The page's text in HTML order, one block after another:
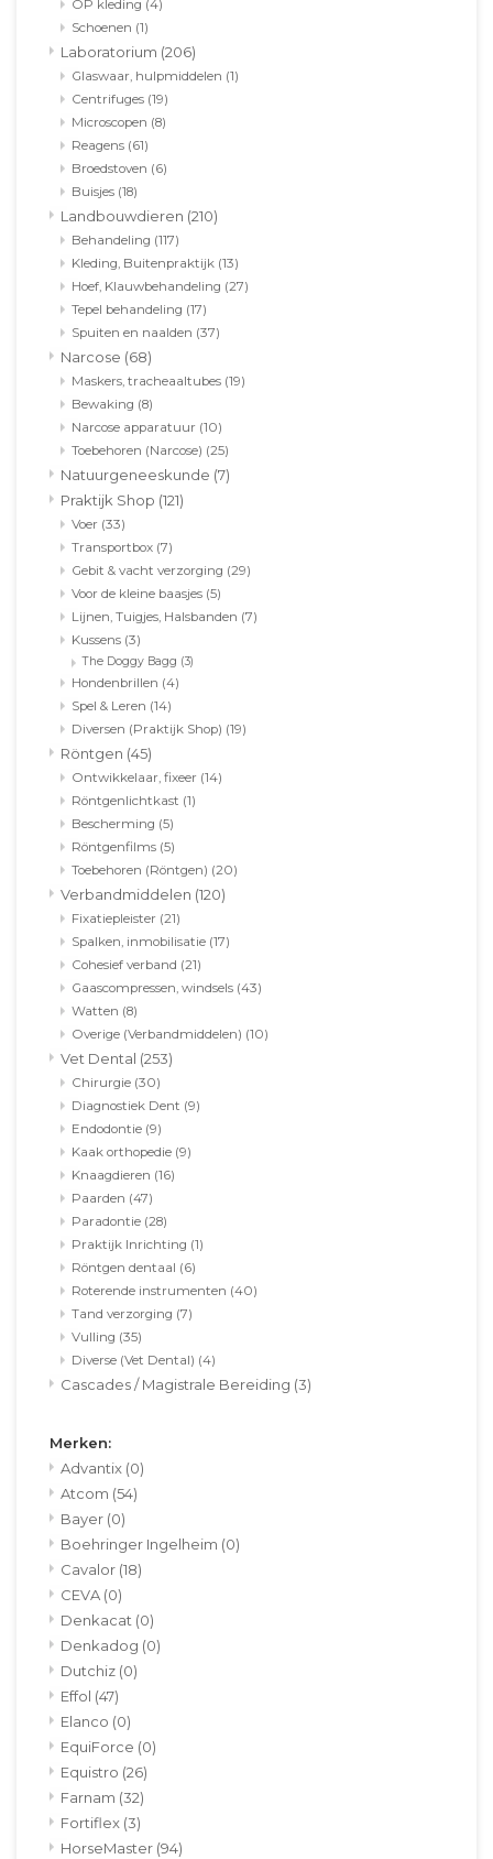
OP kleding (4)
Schoenen (1)
Laboratorium (206)
Glaswaar, hulpmiddelen (1)
Centrifuges (19)
Microscopen (8)
Reagens (61)
Broedstoven (6)
Buisjes (18)
Landbouwdieren (210)
Behandeling (117)
Kleding, Buitenpraktijk (13)
Hoef, Klauwbehandeling (27)
Tepel behandeling (17)
Spuiten en naalden (37)
Narcose (68)
Maskers, tracheaaltubes (19)
Bewaking (8)
Narcose apparatuur (10)
Toebehoren (Narcose) (25)
Natuurgeneeskunde (7)
Praktijk Shop (121)
Voer (33)
Transportbox (7)
Gebit & vacht verzorging (29)
Voor de kleine baasjes (5)
Lijnen, Tuigjes, Halsbanden (7)
Kussens (3)
The Doggy Bagg (3)
Hondenbrillen (4)
Spel & Leren (14)
Diversen (Praktijk Shop) (19)
Röntgen (45)
Ontwikkelaar, fixeer (14)
Röntgenlichtkast (1)
Bescherming (5)
Röntgenfilms (5)
Toebehoren (Röntgen) (20)
Verbandmiddelen (120)
Fixatiepleister (21)
Spalken, inmobilisatie (17)
Cohesief verband (21)
Gaascompressen, windsels (43)
Watten (8)
Overige (Verbandmiddelen) (10)
Vet Dental (253)
Chirurgie (30)
Diagnostiek Dent (9)
Endodontie (9)
Kaak orthopedie (9)
Knaagdieren (16)
Paarden (47)
Paradontie (28)
Praktijk Inrichting (1)
Röntgen dentaal (6)
Roterende instrumenten (40)
Tand verzorging (7)
Vulling (35)
Diverse (Vet Dental) (4)
Cascades / Magistrale Bereiding (3)
Merken:
Advantix (0)
Atcom (54)
Bayer (0)
Boehringer Ingelheim (0)
Cavalor (18)
CEVA (0)
Denkacat (0)
Denkadog (0)
Dutchiz (0)
Effol (47)
Elanco (0)
EquiForce (0)
Equistro (26)
Farnam (32)
Fortiflex (3)
HorseMaster (94)